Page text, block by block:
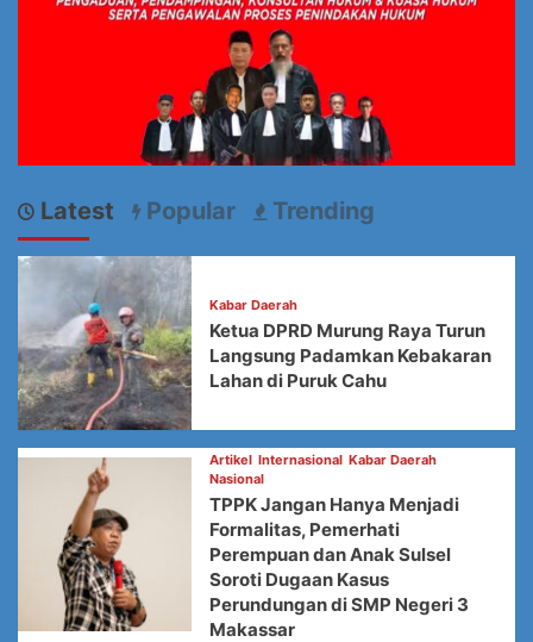
Latest Popular Trending
Kabar Daerah
Ketua DPRD Murung Raya Turun
Langsung Padamkan Kebakaran
Lahan di Puruk Cahu
Artikel Internasional Kabar Daerah
Nasional
TPPK Jangan Hanya Menjadi
Formalitas, Pemerhati
Perempuan dan Anak Sulsel
Soroti Dugaan Kasus
Perundungan di SMP Negeri 3
Makassar